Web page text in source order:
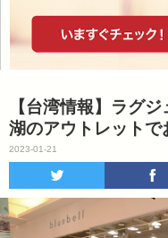
【台湾情報】ラグ
湖のアウトレット
2023-01-21